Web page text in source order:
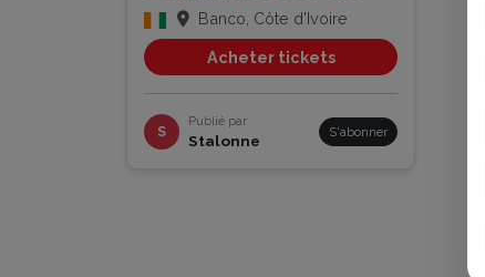
Banco, Côte d'Ivoire
Acheter tickets
S
Publié par
Stalonne S'abonner